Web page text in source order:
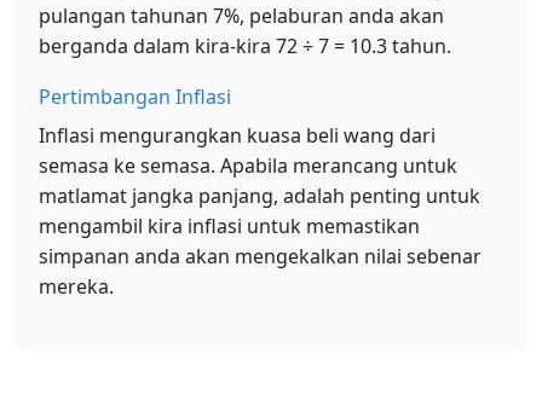
pulangan tahunan 7%, pelaburan anda akan
berganda dalam kira-kira 72 ÷ 7 = 10.3 tahun.
Pertimbangan Inflasi
Inflasi mengurangkan kuasa beli wang dari
semasa ke semasa. Apabila merancang untuk
matlamat jangka panjang, adalah penting untuk
mengambil kira inflasi untuk memastikan
simpanan anda akan mengekalkan nilai sebenar
mereka.